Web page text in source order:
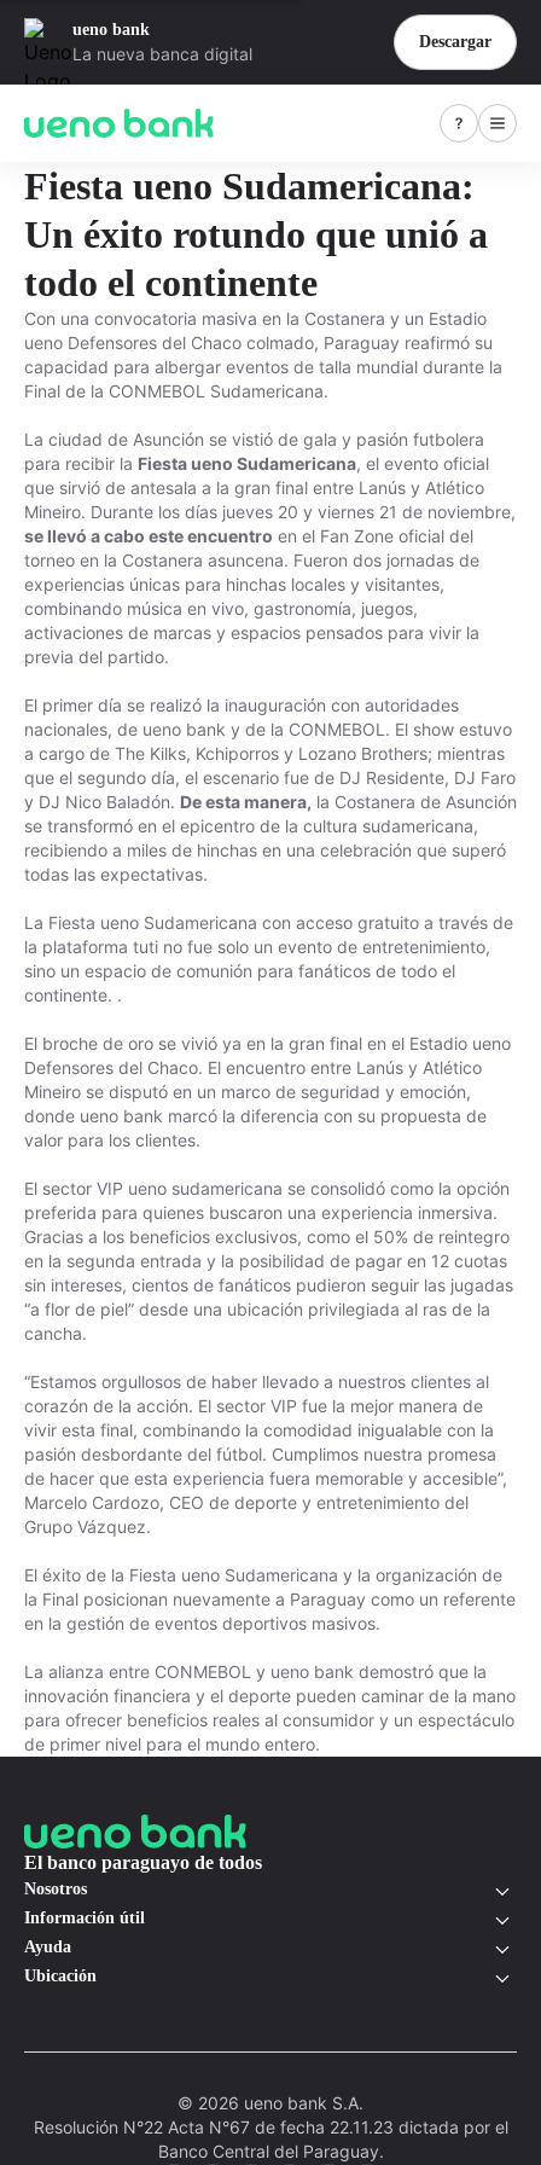
ueno bank
La nueva banca digital
Descargar
Fiesta ueno Sudamericana:
Un éxito rotundo que unió a
todo el continente
Con una convocatoria masiva en la Costanera y un Estadio
ueno Defensores del Chaco colmado, Paraguay reafirmó su
capacidad para albergar eventos de talla mundial durante la
Final de la CONMEBOL Sudamericana.
La ciudad de Asunción se vistió de gala y pasión futbolera
para recibir la Fiesta ueno Sudamericana, el evento oficial
que sirvió de antesala a la gran final entre Lanús y Atlético
Mineiro. Durante los días jueves 20 y viernes 21 de noviembre,
se llevó a cabo este encuentro en el Fan Zone oficial del
torneo en la Costanera asuncena. Fueron dos jornadas de
experiencias únicas para hinchas locales y visitantes,
combinando música en vivo, gastronomía, juegos,
activaciones de marcas y espacios pensados para vivir la
previa del partido.
El primer día se realizó la inauguración con autoridades
nacionales, de ueno bank y de la CONMEBOL. El show estuvo
a cargo de The Kilks, Kchiporros y Lozano Brothers; mientras
que el segundo día, el escenario fue de DJ Residente, DJ Faro
y DJ Nico Baladón. De esta manera, la Costanera de Asunción
se transformó en el epicentro de la cultura sudamericana,
recibiendo a miles de hinchas en una celebración que superó
todas las expectativas.
La Fiesta ueno Sudamericana con acceso gratuito a través de
la plataforma tuti no fue solo un evento de entretenimiento,
sino un espacio de comunión para fanáticos de todo el
continente. .
El broche de oro se vivió ya en la gran final en el Estadio ueno
Defensores del Chaco. El encuentro entre Lanús y Atlético
Mineiro se disputó en un marco de seguridad y emoción,
donde ueno bank marcó la diferencia con su propuesta de
valor para los clientes.
El sector VIP ueno sudamericana se consolidó como la opción
preferida para quienes buscaron una experiencia inmersiva.
Gracias a los beneficios exclusivos, como el 50% de reintegro
en la segunda entrada y la posibilidad de pagar en 12 cuotas
sin intereses, cientos de fanáticos pudieron seguir las jugadas
“a flor de piel” desde una ubicación privilegiada al ras de la
cancha.
“Estamos orgullosos de haber llevado a nuestros clientes al
corazón de la acción. El sector VIP fue la mejor manera de
vivir esta final, combinando la comodidad inigualable con la
pasión desbordante del fútbol. Cumplimos nuestra promesa
de hacer que esta experiencia fuera memorable y accesible”,
Marcelo Cardozo, CEO de deporte y entretenimiento del
Grupo Vázquez.
El éxito de la Fiesta ueno Sudamericana y la organización de
la Final posicionan nuevamente a Paraguay como un referente
en la gestión de eventos deportivos masivos.
La alianza entre CONMEBOL y ueno bank demostró que la
innovación financiera y el deporte pueden caminar de la mano
para ofrecer beneficios reales al consumidor y un espectáculo
de primer nivel para el mundo entero.
El banco paraguayo de todos
Nosotros
Información útil
Ayuda
Ubicación
© 2026 ueno bank S.A.
Resolución N°22 Acta N°67 de fecha 22.11.23 dictada por el
Banco Central del Paraguay.